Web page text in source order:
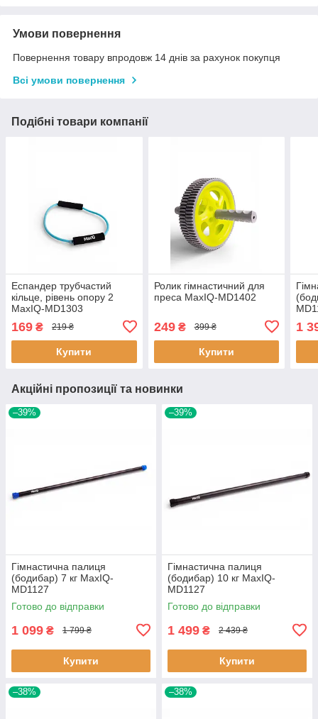
Умови повернення
Повернення товару впродовж 14 днів за рахунок покупця
Всі умови повернення
Подібні товари компанії
Еспандер трубчастий
кільце, рівень опору 2
MaxIQ-MD1303
169 ₴ 219 ₴
Купити
Ролик гімнастичний для
преса MaxIQ-MD1402
249₴ 399 ₴
Купити
1
Акційні пропозиції та новинки
–39%
Гімнастична палиця
(бодибар) 7 кг MaxIQ-
MD1127
Готово до відправки
1 099 ₴ 1 799 ₴
Купити
–39%
Гімнастична палиця
(бодибар) 10 кг MaxIQ-
MD1127
Готово до відправки
1 499 ₴ 2 439 ₴
Купити
–38% –38%